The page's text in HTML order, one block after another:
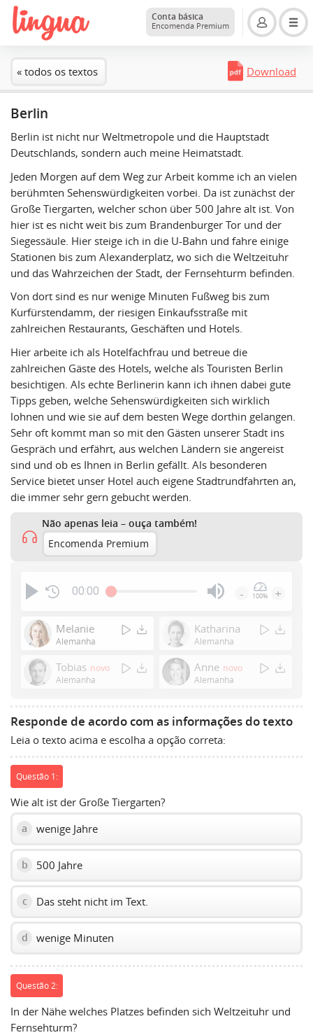
Conta básica
Encomenda Premium
« todos os textos Download
Berlin
Berlin ist nicht nur Weltmetropole und die Hauptstadt
Deutschlands, sondern auch meine Heimatstadt.
Jeden Morgen auf dem Weg zur Arbeit komme ich an vielen
berühmten Sehenswürdigkeiten vorbei. Da ist zunächst der
Große Tiergarten, welcher schon über 500 Jahre alt ist. Von
hier ist es nicht weit bis zum Brandenburger Tor und der
Siegessäule. Hier steige ich in die U-Bahn und fahre einige
Stationen bis zum Alexanderplatz, wo sich die Weltzeituhr
und das Wahrzeichen der Stadt, der Fernsehturm befinden.
Von dort sind es nur wenige Minuten Fußweg bis zum
Kurfürstendamm, der riesigen Einkaufsstraße mit
zahlreichen Restaurants, Geschäften und Hotels.
Hier arbeite ich als Hotelfachfrau und betreue die
zahlreichen Gäste des Hotels, welche als Touristen Berlin
besichtigen. Als echte Berlinerin kann ich ihnen dabei gute
Tipps geben, welche Sehenswürdigkeiten sich wirklich
lohnen und wie sie auf dem besten Wege dorthin gelangen.
Sehr oft kommt man so mit den Gästen unserer Stadt ins
Gespräch und erfährt, aus welchen Ländern sie angereist
sind und ob es Ihnen in Berlin gefällt. Als besonderen
Service bietet unser Hotel auch eigene Stadtrundfahrten an,
die immer sehr gern gebucht werden.
Não apenas leia – ouça também!
Encomenda Premium
00:00
Enter
or
to
show
slider.
- 100% +
Melanie
Alemanha
Katharina
Alemanha
Tobias novo
Alemanha
Anne novo
Alemanha
Responde de acordo com as informações do texto
Leia o texto acima e escolha a opção correta:
Questão 1:
Wie alt ist der Große Tiergarten?
a wenige Jahre
b 500 Jahre
c Das steht nicht im Text.
d wenige Minuten
Questão 2:
In der Nähe welches Platzes befinden sich Weltzeituhr und
Fernsehturm?